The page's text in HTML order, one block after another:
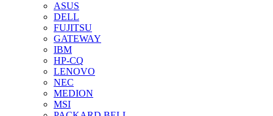
ASUS
DELL
FUJITSU
GATEWAY
IBM
HP-CQ
LENOVO
NEC
MEDION
MSI